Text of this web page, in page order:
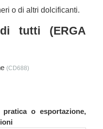
o di altri dolcificanti.
tutti (ERGA
(CD688)
o esportazione,